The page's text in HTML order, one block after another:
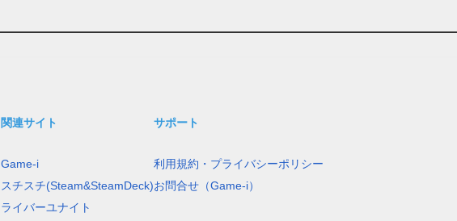
関連サイト
Game-i
スチスチ(Steam&SteamDeck)
ライバーユナイト
サポート
利用規約・プライバシーポリシー
お問合せ（Game-i）